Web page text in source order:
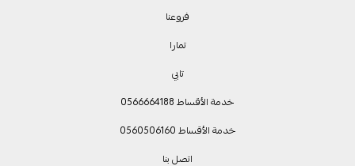
فروعنا
تمارا
تابي
خدمة الأقساط 0566664188
خدمة الأقساط 0560506160
اتصل بنا